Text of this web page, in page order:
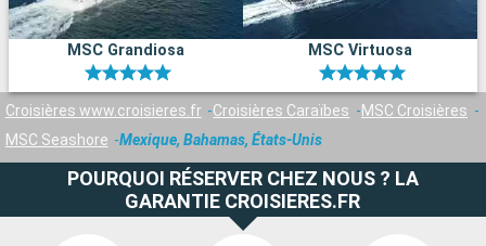
MSC Grandiosa MSC Virtuosa
Croisières www.croisieres.fr Croisières Caraïbes
MSC Croisières
MSC Seashore
Mexique, Bahamas, États-Unis
POURQUOI RÉSERVER CHEZ NOUS ? LA
GARANTIE CROISIERES.FR